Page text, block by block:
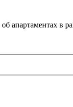
апартаментах в